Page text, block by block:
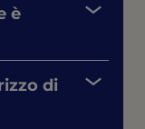
è
di